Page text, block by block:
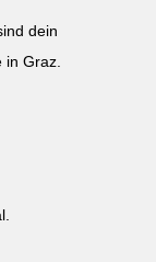
dein
Graz.